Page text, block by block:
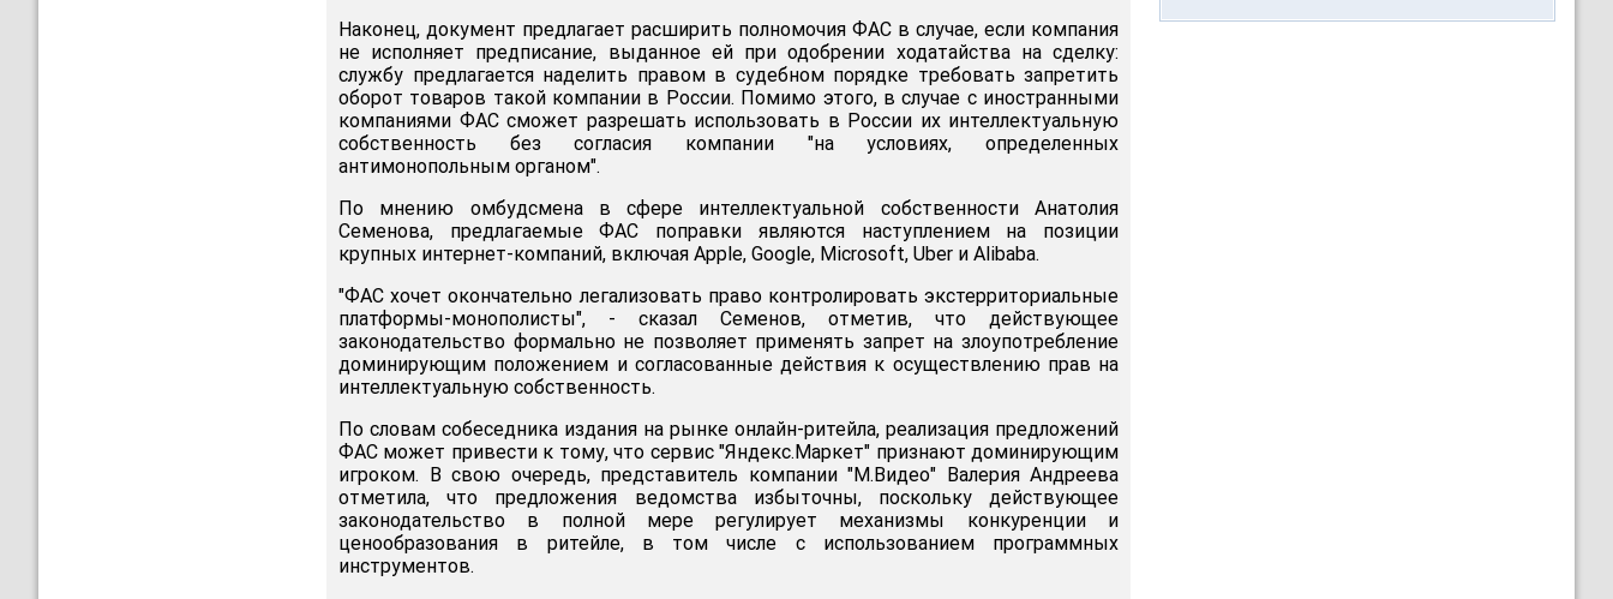
Наконец, документ предлагает расширить полномочия ФАС в случае, если компания
не исполняет предписание, выданное ей при одобрении ходатайства на сделку:
службу предлагается наделить правом в судебном порядке требовать запретить
оборот товаров такой компании в России. Помимо этого, в случае с иностранными
компаниями ФАС сможет разрешать использовать в России их интеллектуальную
собственность без согласия компании "на условиях, определенных
антимонопольным органом".
По мнению омбудсмена в сфере интеллектуальной собственности Анатолия
Семенова, предлагаемые ФАС поправки являются наступлением на позиции
крупных интернет-компаний, включая Apple, Google, Microsoft, Uber и Alibaba.
"ФАС хочет окончательно легализовать право контролировать экстерриториальные
платформы-монополисты", - сказал Семенов, отметив, что действующее
законодательство формально не позволяет применять запрет на злоупотребление
доминирующим положением и согласованные действия к осуществлению прав на
интеллектуальную собственность.
По словам собеседника издания на рынке онлайн-ритейла, реализация предложений
ФАС может привести к тому, что сервис "Яндекс.Маркет" признают доминирующим
игроком. В свою очередь, представитель компании "М.Видео" Валерия Андреева
отметила, что предложения ведомства избыточны, поскольку действующее
законодательство в полной мере регулирует механизмы конкуренции и
ценообразования в ритейле, в том числе с использованием программных
инструментов.